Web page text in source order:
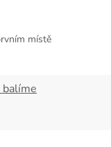
místě
balíme